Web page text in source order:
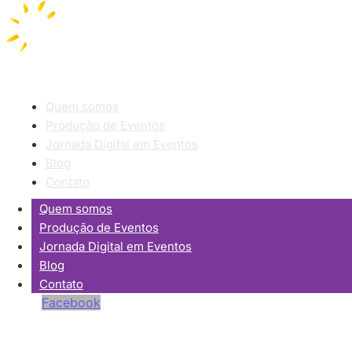
Quem somos
Produção de Eventos
Jornada Digital em Eventos
Blog
Contato
Quem somos
Produção de Eventos
Jornada Digital em Eventos
Blog
Contato
Facebook